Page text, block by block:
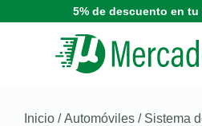
5% de descuento en tu
Inicio /Automóviles / Sistema